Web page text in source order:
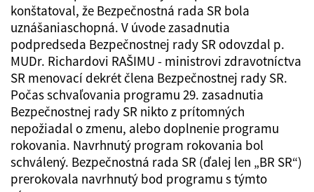
konštatoval, že Bezpečnostná rada SR bola
uznášaniaschopná. V úvode zasadnutia
podpredseda Bezpečnostnej rady SR odovzdal p.
MUDr. Richardovi RAŠIMU - ministrovi zdravotníctva
SR menovací dekrét člena Bezpečnostnej rady SR.
Počas schvaľovania programu 29. zasadnutia
Bezpečnostnej rady SR nikto z prítomných
nepožiadal o zmenu, alebo doplnenie programu
rokovania. Navrhnutý program rokovania bol
schválený. Bezpečnostná rada SR (ďalej len „BR SR“)
prerokovala navrhnutý bod programu s týmto